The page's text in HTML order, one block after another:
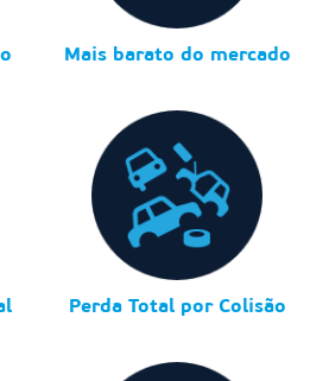
Mais barato do mercado
Perda Total por Colisão